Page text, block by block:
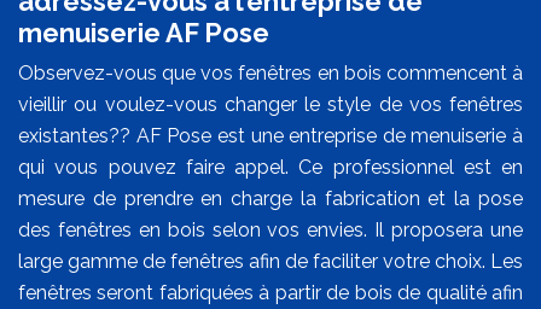
menuiserie AF Pose
Observez-vous que vos fenêtres en bois commencent à
vieillir ou voulez-vous changer le style de vos fenêtres
existantes?? AF Pose est une entreprise de menuiserie à
qui vous pouvez faire appel. Ce professionnel est en
mesure de prendre en charge la fabrication et la pose
des fenêtres en bois selon vos envies. Il proposera une
large gamme de fenêtres afin de faciliter votre choix. Les
fenêtres seront fabriquées à partir de bois de qualité afin